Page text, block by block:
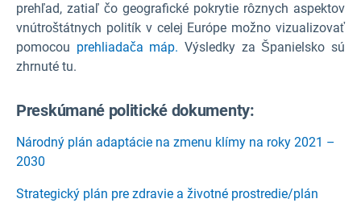
prehľad, zatiaľ čo geografické pokrytie rôznych aspektov
vnútroštátnych politík v celej Európe možno vizualizovať
pomocou prehliadača máp. Výsledky za Španielsko sú
zhrnuté tu.
Preskúmané politické dokumenty:
Národný plán adaptácie na zmenu klímy na roky 2021 –
2030
Strategický plán pre zdravie a životné prostredie/plán